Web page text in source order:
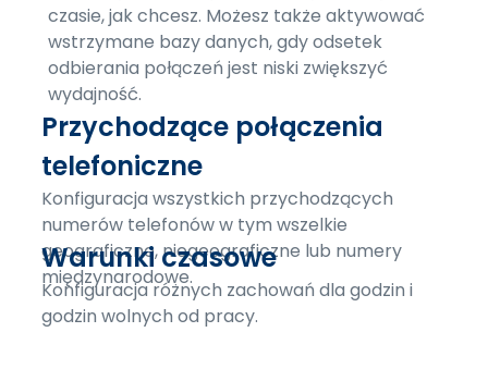
czasie, jak chcesz. Możesz także aktywować
wstrzymane bazy danych, gdy odsetek
odbierania połączeń jest niski zwiększyć
wydajność.
Przychodzące połączenia
telefoniczne
Konfiguracja wszystkich przychodzących
numerów telefonów w tym wszelkie
geograficzne, niegeograficzne lub numery
międzynarodowe.
Warunki czasowe
Konfiguracja różnych zachowań dla godzin i
godzin wolnych od pracy.